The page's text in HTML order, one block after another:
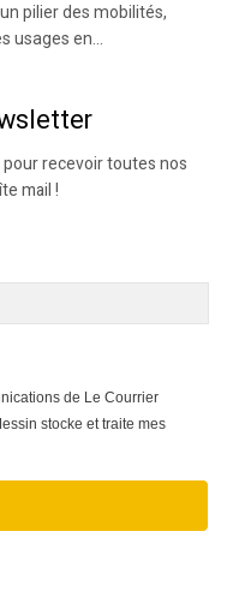
pilier des mobilités,
en...
recevoir toutes nos
mail !
de Le Courrier
stocke et traite mes